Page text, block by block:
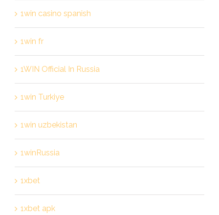
1win casino spanish
1win fr
1WIN Official In Russia
1win Turkiye
1win uzbekistan
1winRussia
1xbet
1xbet apk